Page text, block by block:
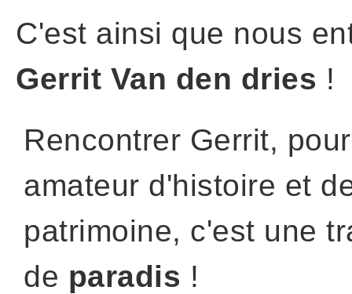
C'est ainsi que nous
Gerrit Van den dries !
Rencontrer Gerrit,
amateur d'histoire et
patrimoine, c'est une
de paradis !